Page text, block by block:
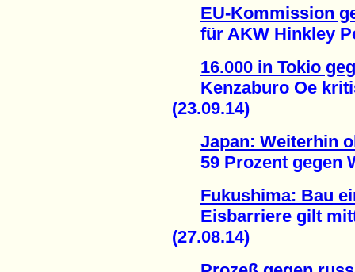
EU-Kommission
für AKW Hinkley
16.000 in Tokio
Kenzaburo Oe
(23.09.14)
Japan: Weiterhin
59 Prozent gegen
Fukushima: Bau
Eisbarriere gilt
(27.08.14)